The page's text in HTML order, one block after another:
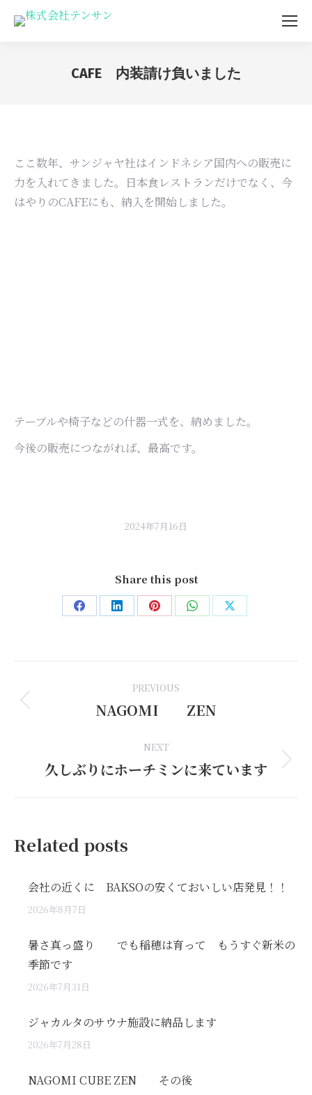
CAFE 内装請け負いました
ここ数年、サンジャヤ社はインドネシア国内への販売に
力を入れてきました。日本食レストランだけでなく、今
はやりのCAFEにも、納入を開始しました。
テーブルや椅子などの什器一式を、納めました。
今後の販売につながれば、最高です。
2024年7月16日
Share this post
Share Share Share Share Share
navigation
PREVIOUS
Previous
NAGOMI ZEN
NEXT
Next
久しぶりにホーチミンに来ています
Related posts
会社の近くに BAKSOの安くておいしい店発見！！
2026年8月7日
暑さ真っ盛り でも稲穂は育って もうすぐ新米の
季節です
2026年7月31日
ジャカルタのサウナ施設に納品します
2026年7月28日
NAGOMI CUBE ZEN その後